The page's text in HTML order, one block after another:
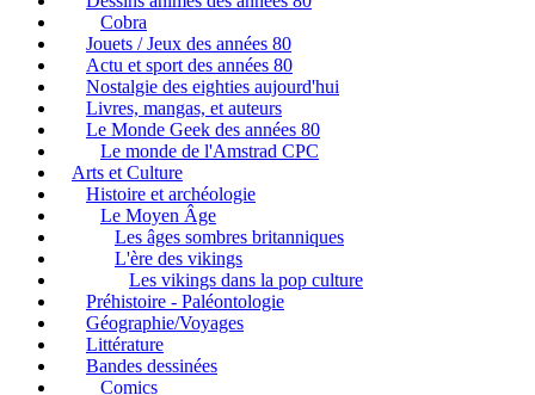
Cobra
Jouets / Jeux des années 80
Actu et sport des années 80
Nostalgie des eighties aujourd'hui
Livres, mangas, et auteurs
Le Monde Geek des années 80
Le monde de l'Amstrad CPC
Arts et Culture
Histoire et archéologie
Le Moyen Âge
Les âges sombres britanniques
L'ère des vikings
Les vikings dans la pop culture
Préhistoire - Paléontologie
Géographie/Voyages
Littérature
Bandes dessinées
Comics